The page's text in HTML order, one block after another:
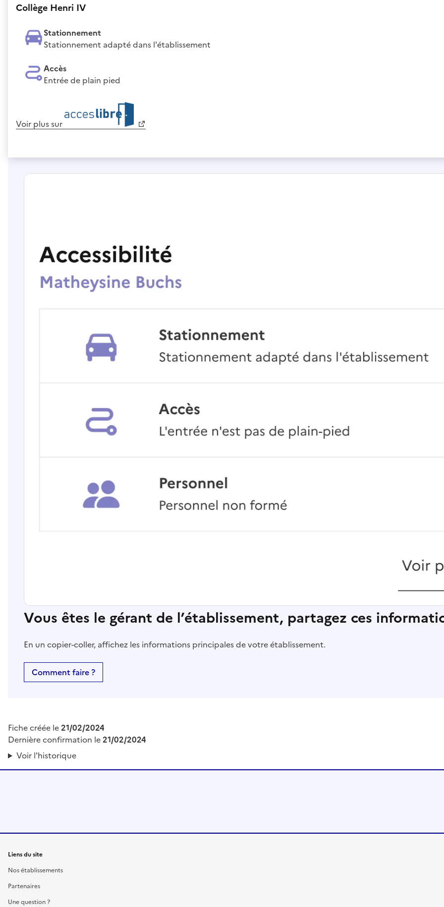
Collège Henri IV
Stationnement
Stationnement adapté dans l'établissement
Accès
Entrée de plain pied
Voir plus sur
Vous êtes le gérant de l’établissement, partagez ces
En un copier-coller, affichez les informations principales de votre établissement.
Comment faire ?
Fiche créée le21/02/2024
Dernière confirmation le21/02/2024
Voir l'historique
Liens du site
Nos établissements
Partenaires
Une question ?